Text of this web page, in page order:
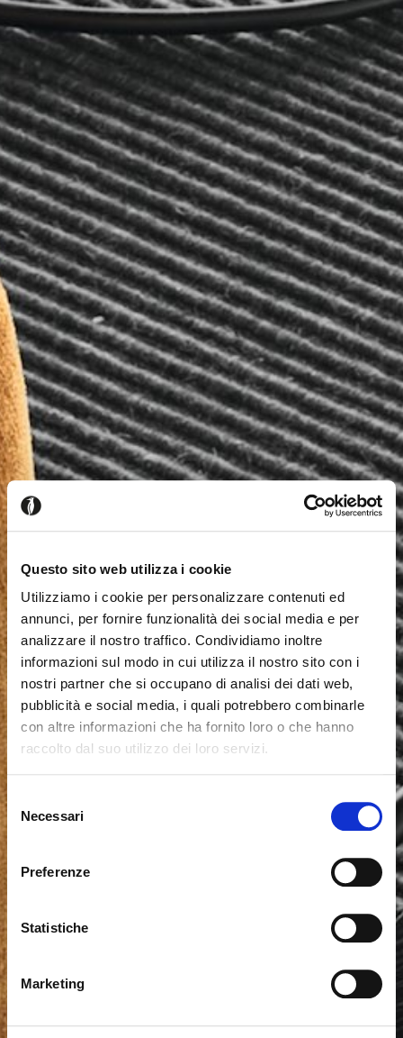
Questo sito web utilizza i cookie
Utilizziamo i cookie per personalizzare contenuti ed
annunci, per fornire funzionalità dei social media e per
analizzare il nostro traffico. Condividiamo inoltre
informazioni sul modo in cui utilizza il nostro sito con i
nostri partner che si occupano di analisi dei dati web,
pubblicità e social media, i quali potrebbero combinarle
con altre informazioni che ha fornito loro o che hanno
raccolto dal suo utilizzo dei loro servizi.
Selezione
delNecessari
Preferenze
Statistiche
Marketing
Seems like you’re browsing from Close
International. Would you like to switch to the site in